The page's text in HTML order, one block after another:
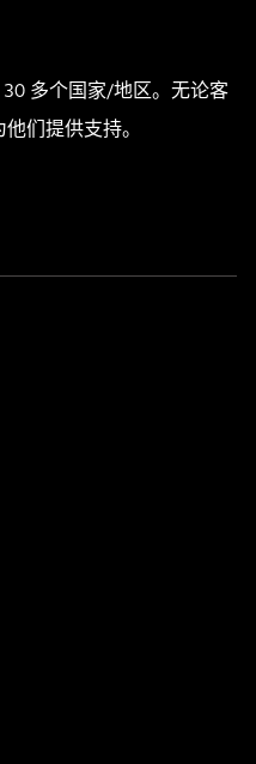
多个国家/地区。无论客
们提供支持。